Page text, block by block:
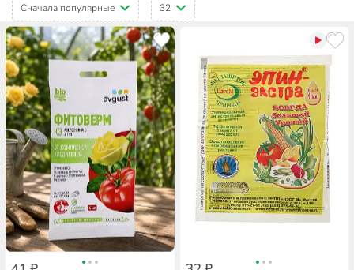
Сначала популярные 32